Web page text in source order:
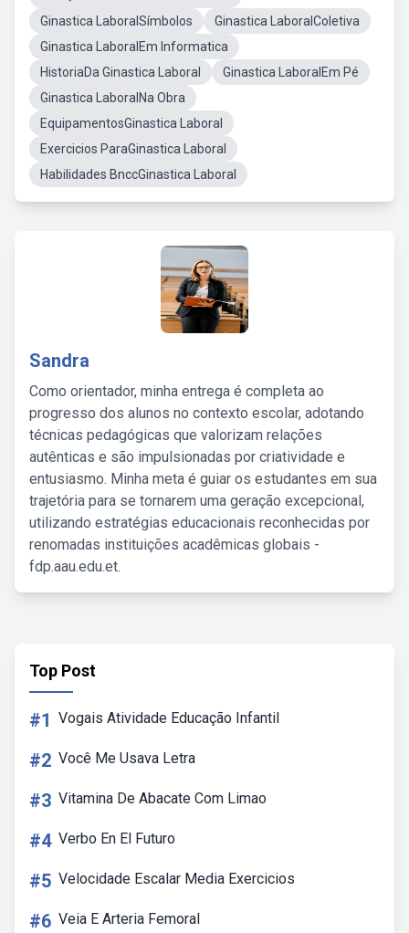
Ginastica LaboralSímbolos
Ginastica LaboralColetiva
Ginastica LaboralEm Informatica
HistoriaDa Ginastica Laboral
Ginastica LaboralEm Pé
Ginastica LaboralNa Obra
EquipamentosGinastica Laboral
Exercicios ParaGinastica Laboral
Habilidades BnccGinastica Laboral
Sandra
Como orientador, minha entrega é completa ao
progresso dos alunos no contexto escolar, adotando
técnicas pedagógicas que valorizam relações
autênticas e são impulsionadas por criatividade e
entusiasmo. Minha meta é guiar os estudantes em sua
trajetória para se tornarem uma geração excepcional,
utilizando estratégias educacionais reconhecidas por
renomadas instituições acadêmicas globais -
fdp.aau.edu.et.
Top Post
#1 Vogais Atividade Educação Infantil
#2 Você Me Usava Letra
#3 Vitamina De Abacate Com Limao
#4 Verbo En El Futuro
#5 Velocidade Escalar Media Exercicios
#6 Veia E Arteria Femoral